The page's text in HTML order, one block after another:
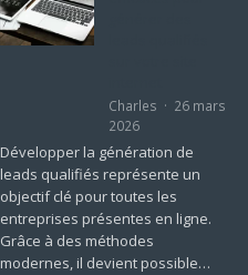
Charles
26 mars
2026
Développer la génération de
leads qualifiés représente un
objectif clé pour toutes les
entreprises présentes en ligne.
Grâce à des méthodes
modernes, il devient possible…